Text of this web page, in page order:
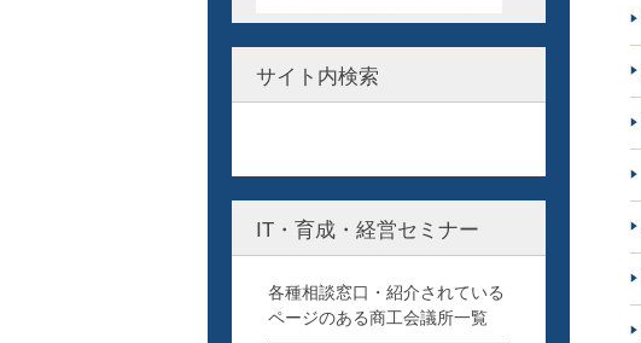
サイト内検索
IT・育成・経営セミナー
各種相談窓口・紹介されている
ページのある商工会議所一覧